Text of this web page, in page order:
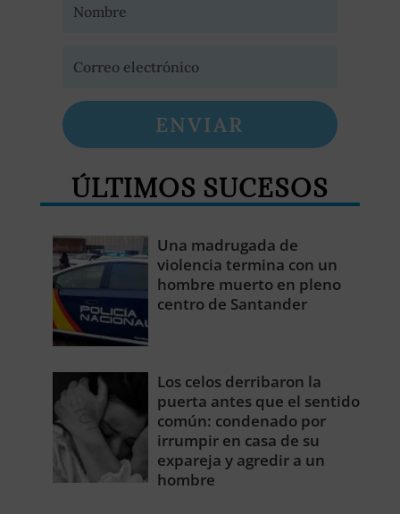
ENVIAR
ÚLTIMOS SUCESOS
Una madrugada de
violencia termina con un
hombre muerto en pleno
centro de Santander
Los celos derribaron la
puerta antes que el sentido
común: condenado por
irrumpir en casa de su
expareja y agredir a un
hombre